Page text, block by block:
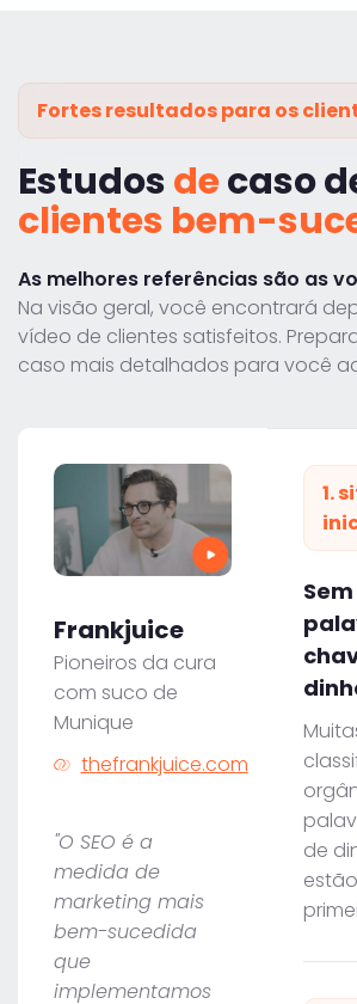
Fortes resultados para os
Estudosdecaso
clientes bem-
As melhores referências são as
Na visão geral, você encontrará
vídeo de clientes satisfeitos.
caso mais detalhados para você
Frankjuice
Pioneiros da cura
com suco de
Munique
thefrankjuice.com
"O SEO é a
medida de
marketing mais
bem-sucedida
que
implementamos
1.
de